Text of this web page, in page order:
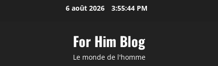
6 août 2026 3:55:44 PM
For Him Blog
Le monde de l'homme